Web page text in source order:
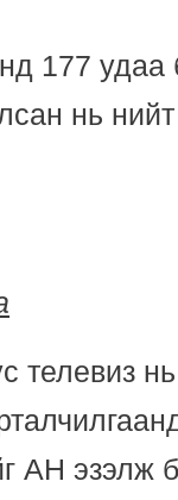
177
нь
нь
АН